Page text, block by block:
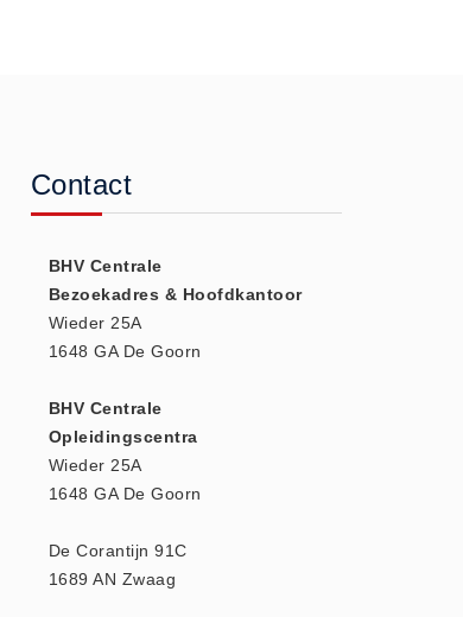
Contact
BHV Centrale
Bezoekadres & Hoofdkantoor
Wieder 25A
1648 GA De Goorn
BHV Centrale
Opleidingscentra
Wieder 25A
1648 GA De Goorn
De Corantijn 91C
1689 AN Zwaag